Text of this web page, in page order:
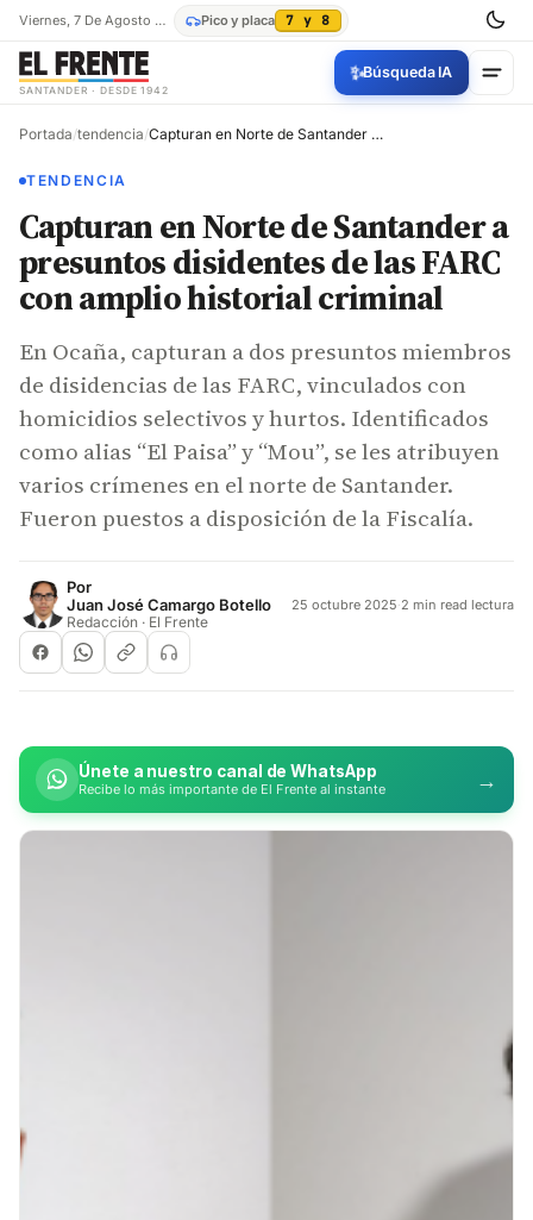
Viernes, 7 De Agosto De 2026 Pico y placa 7 y 8
SANTANDER · DESDE 1942
✨Búsqueda IA
Portada/tendencia/ Capturan en Norte de Santander a presuntos disidentes de las FARC con amplio historial criminal
TENDENCIA
Capturan en Norte de Santander a
presuntos disidentes de las FARC
con amplio historial criminal
En Ocaña, capturan a dos presuntos miembros
de disidencias de las FARC, vinculados con
homicidios selectivos y hurtos. Identificados
como alias “El Paisa” y “Mou”, se les atribuyen
varios crímenes en el norte de Santander.
Fueron puestos a disposición de la Fiscalía.
Por
Juan José Camargo Botello
Redacción · El Frente
25 octubre 2025·2 min read lectura
Únete a nuestro canal de WhatsApp
Recibe lo más importante de El Frente al instante →